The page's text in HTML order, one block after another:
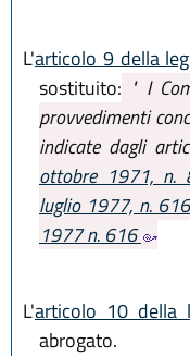
L'articolo 9 della
sostituito: " I
provvedimenti
indicate dagli
ottobre 1971, n.
luglio 1977, n.
1977 n. 616
L'articolo 10 della
abrogato.